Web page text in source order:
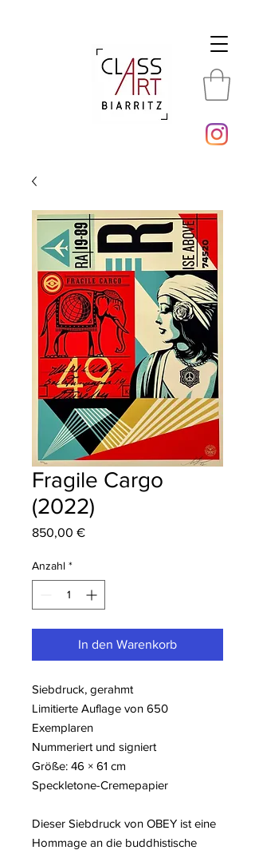
Fragile Cargo
(2022)
850,00 €Preis
Anzahl *
In den Warenkorb
Siebdruck, gerahmt
Limitierte Auflage von 650
Exemplaren
Nummeriert und signiert
Größe: 46 × 61 cm
Speckletone-Cremepapier
Dieser Siebdruck von OBEY ist eine
Hommage an die buddhistische